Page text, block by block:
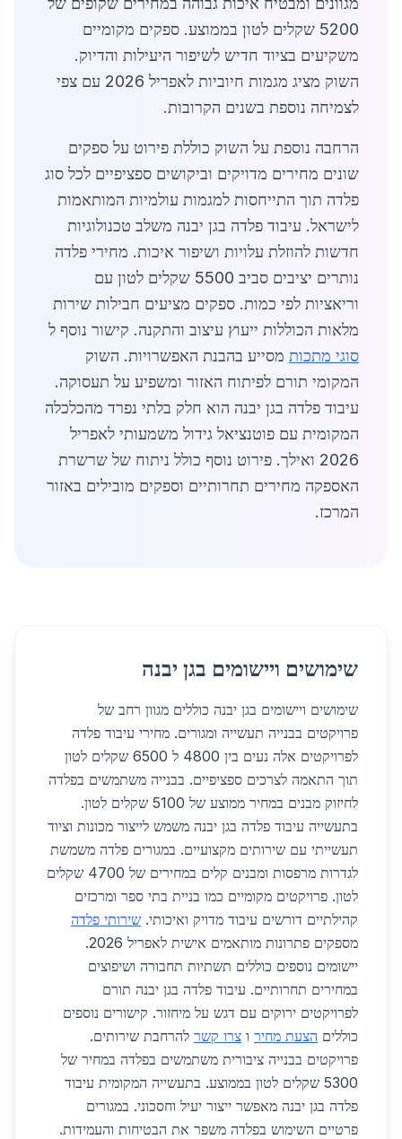
5200 שקלים לטון בממוצע. ספקים מקומיים
משקיעים בציוד חדיש לשיפור היעילות והדיוק.
השוק מציג מגמות חיוביות לאפריל 2026 עם צפי
לצמיחה נוספת בשנים הקרובות.
הרחבה נוספת על השוק כוללת פירוט על ספקים
שונים מחירים מדויקים וביקושים ספציפיים לכל סוג
פלדה תוך התייחסות למגמות עולמיות המותאמות
לישראל. עיבוד פלדה בגן יבנה משלב טכנולוגיות
חדשות להוזלת עלויות ושיפור איכות. מחירי פלדה
נותרים יציבים סביב 5500 שקלים לטון עם
וריאציות לפי כמות. ספקים מציעים חבילות שירות
מלאות הכוללות ייעוץ עיצוב והתקנה. קישור נוסף ל
סוגי מתכות מסייע בהבנת האפשרויות. השוק
המקומי תורם לפיתוח האזור ומשפיע על תעסוקה.
עיבוד פלדה בגן יבנה הוא חלק בלתי נפרד מהכלכלה
המקומית עם פוטנציאל גידול משמעותי לאפריל
2026 ואילך. פירוט נוסף כולל ניתוח של שרשרת
האספקה מחירים תחרותיים וספקים מובילים באזור
המרכז.
שימושים ויישומים בגן יבנה
שימושים ויישומים בגן יבנה כוללים מגוון רחב של
פרויקטים בבנייה תעשייה ומגורים. מחירי עיבוד פלדה
לפרויקטים אלה נעים בין 4800 ל 6500 שקלים לטון
תוך התאמה לצרכים ספציפיים. בבנייה משתמשים בפלדה
לחיזוק מבנים במחיר ממוצע של 5100 שקלים לטון.
בתעשייה עיבוד פלדה בגן יבנה משמש לייצור מכונות וציוד
תעשייתי עם שירותים מקצועיים. במגורים פלדה משמשת
לגדרות מרפסות ומבנים קלים במחירים של 4700 שקלים
לטון. פרויקטים מקומיים כמו בניית בתי ספר ומרכזים
קהילתיים דורשים עיבוד מדויק ואיכותי. שירותי פלדה
מספקים פתרונות מותאמים אישית לאפריל 2026.
יישומים נוספים כוללים תשתיות תחבורה ושיפוצים
במחירים תחרותיים. עיבוד פלדה בגן יבנה תורם
לפרויקטים ירוקים עם דגש על מיחזור. קישורים נוספים
כוללים הצעת מחיר ו צרו קשר להרחבת שירותים.
פרויקטים בבנייה ציבורית משתמשים בפלדה במחיר של
5300 שקלים לטון בממוצע. בתעשייה המקומית עיבוד
פלדה בגן יבנה מאפשר ייצור יעיל וחסכוני. במגורים
פרטיים השימוש בפלדה משפר את הבטיחות והעמידות.